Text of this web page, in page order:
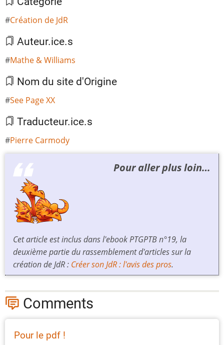
Création de JdR
Auteur.ice.s
Mathe & Williams
Nom du site d'Origine
See Page XX
Traducteur.ice.s
Pierre Carmody
Pour aller plus loin…
Cet article est inclus dans l'ebook PTGPTB n°19, la
deuxième partie du rassemblement d'articles sur la
création de JdR : Créer son JdR : l'avis des pros.
Comments
Pour le pdf !